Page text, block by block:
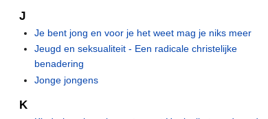
J
Je bent jong en voor je het weet mag je niks meer
Jeugd en seksualiteit - Een radicale christelijke
benadering
Jonge jongens
K